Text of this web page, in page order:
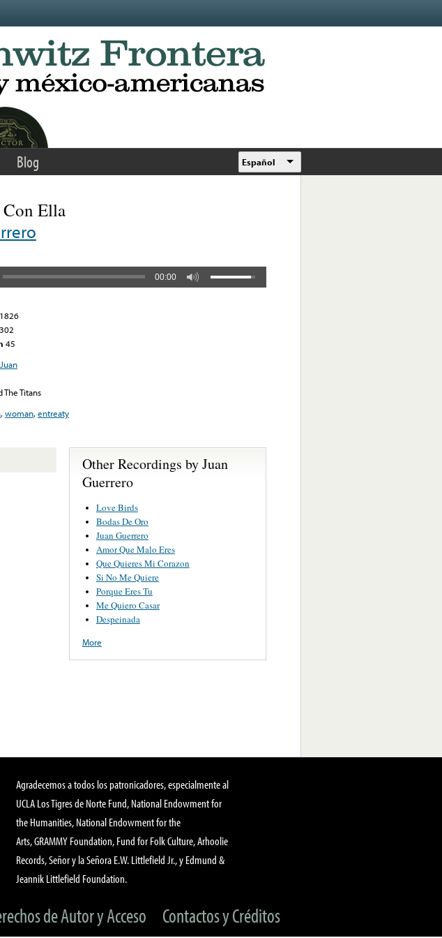
Blog Español
Ella
00:00
1826
45
The Titans
,woman,entreaty
Other Recordings by Juan
Guerrero
Love Birds
Bodas De Oro
Juan Guerrero
Amor Que Malo Eres
Que Quieres Mi Corazon
Si No Me Quiere
Porque Eres Tu
Me Quiero Casar
Despeinada
More
Agradecemos a todos los patronicadores, especialmente al
UCLA Los Tigres de Norte Fund, National Endowment for
the Humanities, National Endowment for the
Arts, GRAMMY Foundation, Fund for Folk Culture, Arhoolie
Records, Señor y la Señora E.W. Littlefield Jr., y Edmund &
Jeannik Littlefield Foundation.
de Autor y Acceso Contactos y Créditos